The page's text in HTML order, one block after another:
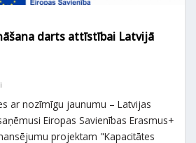
darts attīstībai Latvijā
ar nozīmīgu jaunumu – Latvijas
Eiropas Savienības Erasmus+
projektam "Kapacitātes